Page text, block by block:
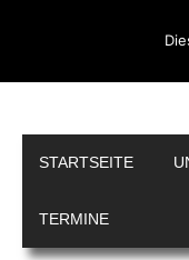
STARTSEITE
TERMINE